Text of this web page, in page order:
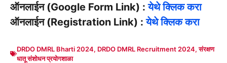
ऑनलाईन (Google Form Link) :येथे क्लिक करा
ऑनलाईन (Registration Link) :येथे क्लिक करा
DRDO DMRL Bharti 2024, DRDO DMRL Recruitment 2024,संरक्षण
धातू संशोधन प्रयोगशाळा